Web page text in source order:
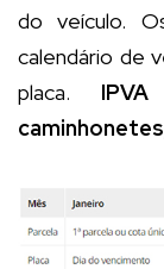
do veículo.
calendário de
placa.